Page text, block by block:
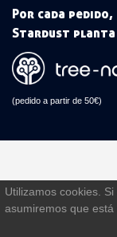
Por cada pedido,
Stardust planta
(pedido a partir de 50€)
Utilizamos cookies.
asumiremos que